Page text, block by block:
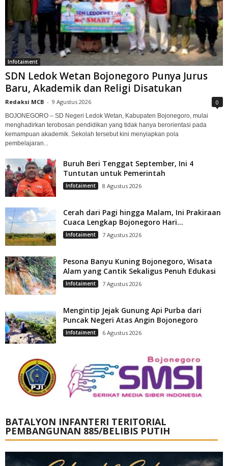
Infotaiment
SDN Ledok Wetan Bojonegoro Punya Jurus
Baru, Akademik dan Religi Disatukan
Redaksi MCB - 9 Agustus 2026 0
BOJONEGORO – SD Negeri Ledok Wetan, Kabupaten Bojonegoro, mulai
menghadirkan terobosan pendidikan yang tidak hanya berorientasi pada
kemampuan akademik. Sekolah tersebut kini menyiapkan pola
pembelajaran...
Buruh Beri Tenggat September, Ini 4
Tuntutan untuk Pemerintah
Infotaiment 8 Agustus 2026
Cerah dari Pagi hingga Malam, Ini Prakiraan
Cuaca Lengkap Bojonegoro Hari...
Infotaiment 7 Agustus 2026
Pesona Banyu Kuning Bojonegoro, Wisata
Alam yang Cantik Sekaligus Penuh Edukasi
Infotaiment 7 Agustus 2026
Mengintip Jejak Gunung Api Purba dari
Puncak Negeri Atas Angin Bojonegoro
Infotaiment 6 Agustus 2026
BATALYON INFANTERI TERITORIAL
PEMBANGUNAN 885/BELIBIS PUTIH